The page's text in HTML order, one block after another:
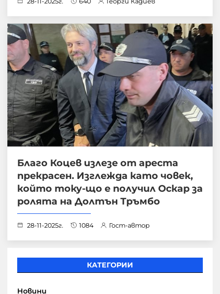
Благо Коцев излезе от ареста
прекрасен. Изглежда като човек,
който току-що е получил Оскар за
ролята на Долтън Тръмбо
28-11-2025г. 1084 Гост-автор
КАТЕГОРИИ
Новини